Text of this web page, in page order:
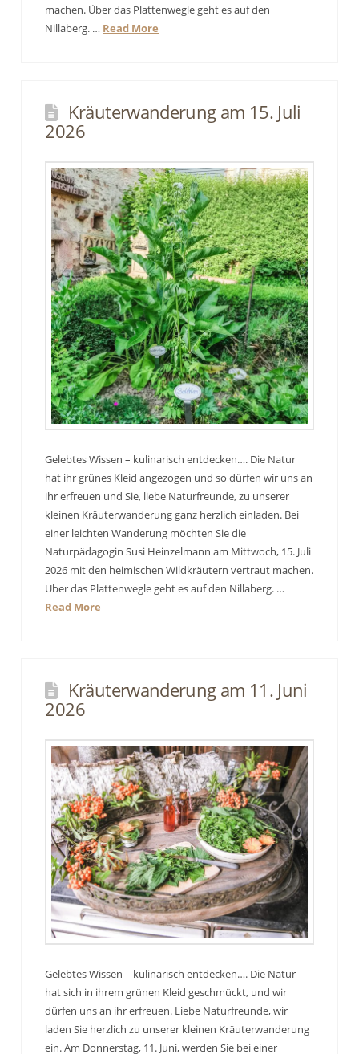
machen. Über das Plattenwegle geht es auf den
Nillaberg. … Read More
Kräuterwanderung am 15. Juli
2026
Gelebtes Wissen – kulinarisch entdecken…. Die Natur
hat ihr grünes Kleid angezogen und so dürfen wir uns an
ihr erfreuen und Sie, liebe Naturfreunde, zu unserer
kleinen Kräuterwanderung ganz herzlich einladen. Bei
einer leichten Wanderung möchten Sie die
Naturpädagogin Susi Heinzelmann am Mittwoch, 15. Juli
2026 mit den heimischen Wildkräutern vertraut machen.
Über das Plattenwegle geht es auf den Nillaberg. …
Read More
Kräuterwanderung am 11. Juni
2026
Gelebtes Wissen – kulinarisch entdecken…. Die Natur
hat sich in ihrem grünen Kleid geschmückt, und wir
dürfen uns an ihr erfreuen. Liebe Naturfreunde, wir
laden Sie herzlich zu unserer kleinen Kräuterwanderung
ein. Am Donnerstag, 11. Juni, werden Sie bei einer